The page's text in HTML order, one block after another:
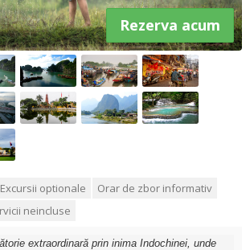
Rezerva acum
Excursii optionale
Orar de zbor informativ
neincluse
extraordinară prin inima Indochinei, unde